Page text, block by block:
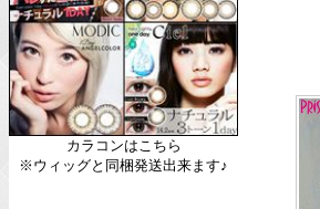
カラコンはこちら
※ウィッグと同梱発送出来ます♪